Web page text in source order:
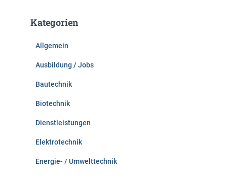
n
Kategorien
Allgemein
Ausbildung / Jobs
Bautechnik
Biotechnik
Dienstleistungen
Elektrotechnik
Energie- / Umwelttechnik